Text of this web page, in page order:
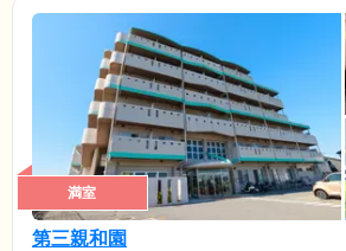
満室
第三親和園